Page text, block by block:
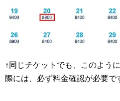
↑同じチケットでも、このよう
際には、必ず料金確認が必要で